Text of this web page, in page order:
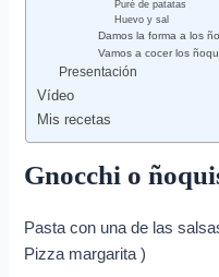
Puré de patatas
Huevo y sal
Damos la forma a los
Vamos a cocer los
Presentación
Vídeo
Mis recetas
Gnocchi o
Pasta con una de las
Pizza margarita )